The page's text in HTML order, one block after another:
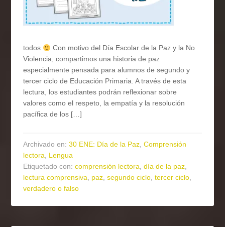
todos
Con motivo del Día Escolar de la Paz y la No
Violencia, compartimos una historia de paz
especialmente pensada para alumnos de segundo y
tercer ciclo de Educación Primaria. A través de esta
lectura, los estudiantes podrán reflexionar sobre
valores como el respeto, la empatía y la resolución
pacífica de los […]
Archivado en:30 ENE: Día de la Paz,Comprensión
lectora, Lengua
Etiquetado con:comprensión lectora,día de la paz,
lectura comprensiva, paz,segundo ciclo,tercer ciclo,
verdadero o falso